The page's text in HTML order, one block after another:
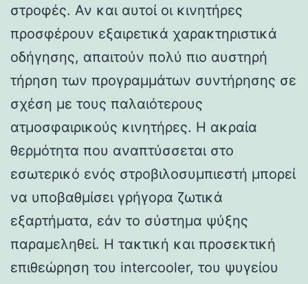
στροφές. Αν και αυτοί οι κινητήρες
προσφέρουν εξαιρετικά χαρακτηριστικά
οδήγησης, απαιτούν πολύ πιο αυστηρή
τήρηση των προγραμμάτων συντήρησης σε
σχέση με τους παλαιότερους
ατμοσφαιρικούς κινητήρες. Η ακραία
θερμότητα που αναπτύσσεται στο
εσωτερικό ενός στροβιλοσυμπιεστή μπορεί
να υποβαθμίσει γρήγορα ζωτικά
εξαρτήματα, εάν το σύστημα ψύξης
παραμεληθεί. Η τακτική και προσεκτική
επιθεώρηση του intercooler, του ψυγείου